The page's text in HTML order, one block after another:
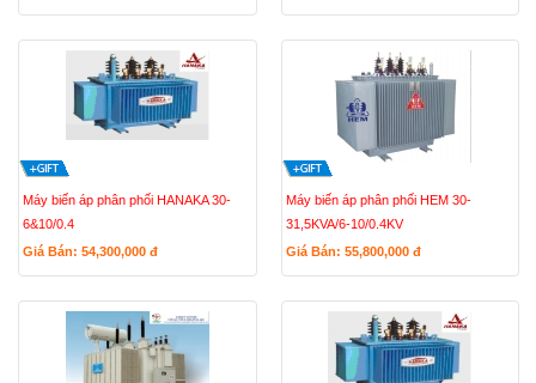
Máy biến áp phân phối HANAKA 30-
6&10/0.4
Giá Bán: 54,300,000 đ
Máy biến áp phân phối HEM 30-
31,5KVA/6-10/0.4KV
Giá Bán: 55,800,000 đ